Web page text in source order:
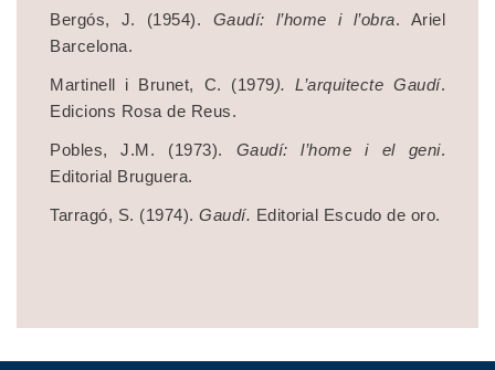
Bergós, J. (1954). Gaudí: l’home i l’obra. Ariel
Barcelona.
Martinell i Brunet, C. (1979). L’arquitecte Gaudí.
Edicions Rosa de Reus.
Pobles, J.M. (1973). Gaudí: l’home i el geni.
Editorial Bruguera.
Tarragó, S. (1974). Gaudí. Editorial Escudo de oro.